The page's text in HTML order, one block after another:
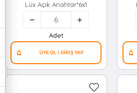
Lüx Açık Anahtar*6x1
Adet